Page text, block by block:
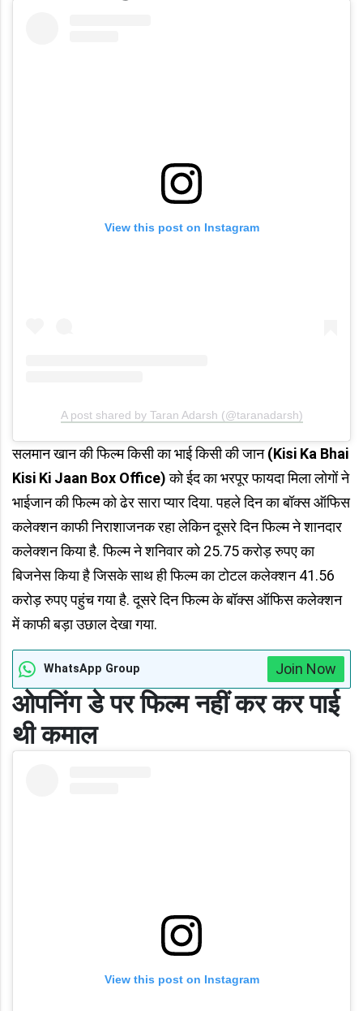
View this post on Instagram
A post shared by Taran Adarsh (@taranadarsh)
सलमान खान की फिल्म किसी का भाई किसी की जान(Kisi Ka Bhai
Kisi Ki Jaan Box Office)को ईद का भरपूर फायदा मिला लोगों ने
भाईजान की फिल्म को ढेर सारा प्यार दिया. पहले दिन का बॉक्स ऑफिस
कलेक्शन काफी निराशाजनक रहा लेकिन दूसरे दिन फिल्म ने शानदार
कलेक्शन किया है. फिल्म ने शनिवार को 25.75 करोड़ रुपए का
बिजनेस किया है जिसके साथ ही फिल्म का टोटल कलेक्शन 41.56
करोड़ रुपए पहुंच गया है. दूसरे दिन फिल्म के बॉक्स ऑफिस कलेक्शन
में काफी बड़ा उछाल देखा गया.
WhatsApp Group Join Now
ओपनिंग डे पर फिल्म नहीं कर कर पाई
थी कमाल
View this post on Instagram